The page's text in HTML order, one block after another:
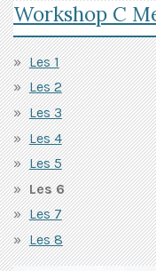
Workshop C
Les 1
Les 2
Les 3
Les 4
Les 5
Les 6
Les 7
Les 8